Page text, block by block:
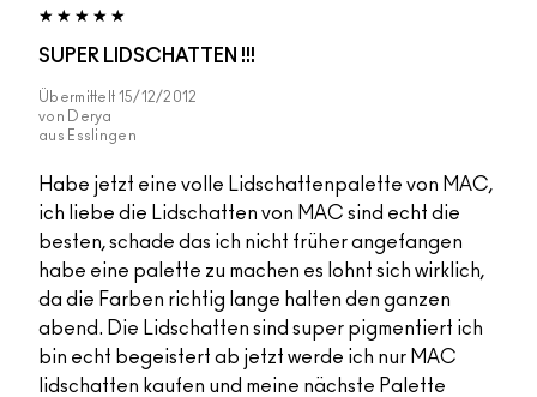
SUPER LIDSCHATTEN !!!
Übermittelt 15/12/2012
von
Derya
aus Esslingen
Habe jetzt eine volle Lidschattenpalette von MAC,
ich liebe die Lidschatten von MAC sind echt die
besten, schade das ich nicht früher angefangen
habe eine palette zu machen es lohnt sich wirklich,
da die Farben richtig lange halten den ganzen
abend. Die Lidschatten sind super pigmentiert ich
bin echt begeistert ab jetzt werde ich nur MAC
lidschatten kaufen und meine nächste Palette